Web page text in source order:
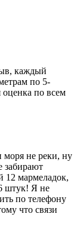
каждый
по 5-
оценка по всем
моря не реки, ну
забирают
12 мармеладок,
штук! Я не
по телефону
что связи